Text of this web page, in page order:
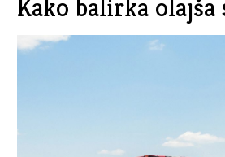
Kako balirka olajša